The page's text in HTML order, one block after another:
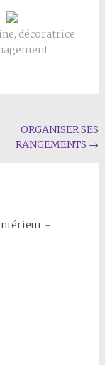
, décoratrice
ORGANISER SES
RANGEMENTS →
-